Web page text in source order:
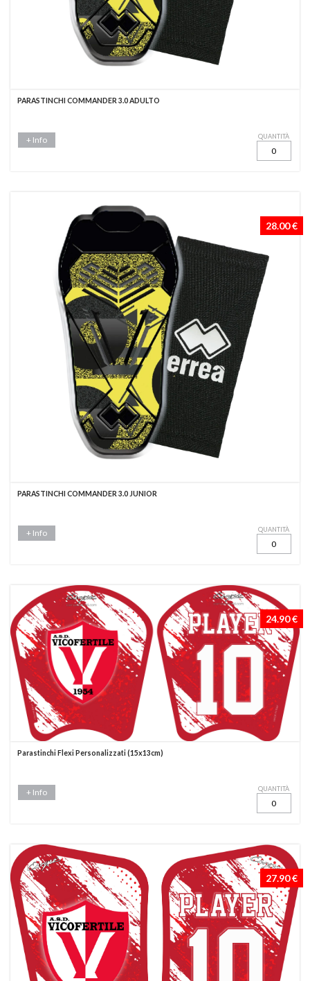
PARASTINCHI COMMANDER 3.0 ADULTO
+ Info QUANTITÀ
28.00 €
PARASTINCHI COMMANDER 3.0 JUNIOR
+ Info QUANTITÀ
24.90 €
Parastinchi Flexi Personalizzati (15x13cm)
+ Info QUANTITÀ
27.90 €